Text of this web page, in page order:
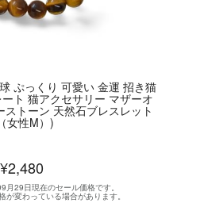
ぷっくり 可愛い 金運 招き猫
ト 猫アクセサリー マザーオ
トーン 天然石ブレスレット
女性M）)
¥2,480
29日現在のセール価格です。
が変わっている場合があります。